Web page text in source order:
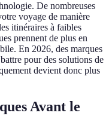
De nombreuses
voyage de manière
itinéraires à faibles
prennent de plus en
En 2026, des marques
pour des solutions de
devient donc plus
Avant le